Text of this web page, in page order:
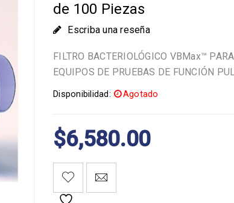
de 100 Piezas
Escriba una reseña
FILTRO BACTERIOLÓGICO VBMax™ PARA
EQUIPOS DE PRUEBAS DE FUNCIÓN
Disponibilidad: Agotado
$6,580.00